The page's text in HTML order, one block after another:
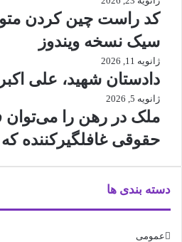
کد راست چین کردن
سیک نسخه ویندوز
ژانویه 11, 2026
دادستان شهید، علی
ژانویه 5, 2026
حقوقی غافلگیرکننده که
دسته بندی ها
عمومی